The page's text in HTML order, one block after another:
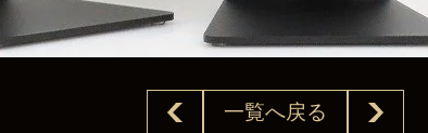
一覧へ戻る